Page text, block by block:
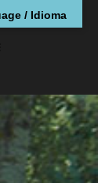
/ Idioma